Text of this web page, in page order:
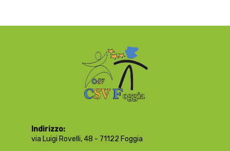
Indirizzo:
via Luigi Rovelli, 48 - 71122 Foggia